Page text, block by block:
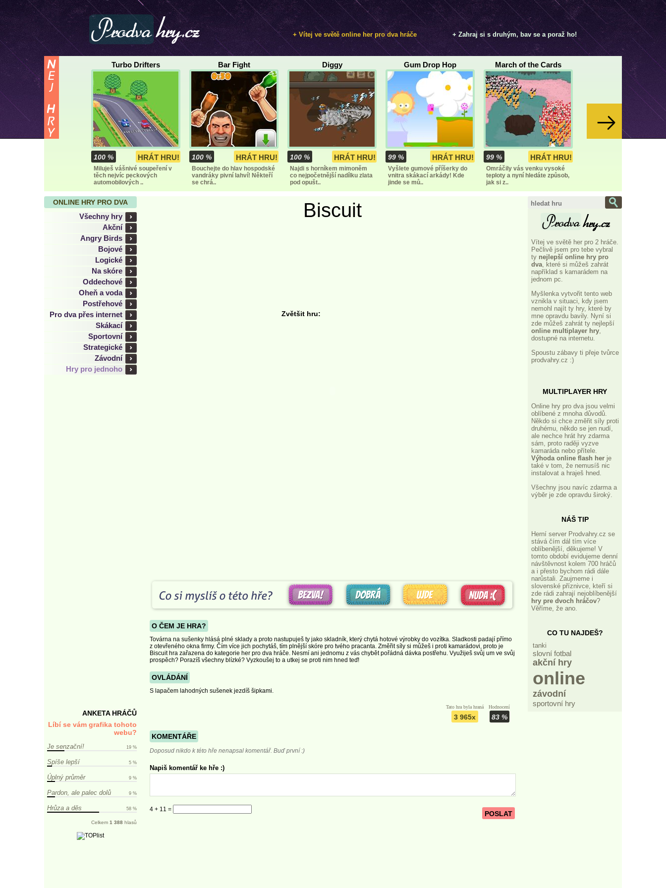
+ Zahraj si s druhým, bav se a poraž ho!
+ Vítej ve světě online her pro dva hráče
Turbo Drifters
100 % HRÁT HRU!
Miluješ vášnivé soupeření v
těch nejvíc peckových
automobilových ..
Bar Fight
100 % HRÁT HRU!
Bouchejte do hlav hospodské
vandráky pivní lahví! Někteří
se chrá..
Diggy
100 % HRÁT HRU!
Najdi s horníkem mimoněm
co nejpočetnější nadílku zlata
pod opušt..
Gum Drop Hop
99 % HRÁT HRU!
Vyšlete gumové příšerky do
vnitra skákací arkády! Kde
jinde se mů..
March of the Cards
99 % HRÁT HRU!
Omráčily vás venku vysoké
teploty a nyní hledáte způsob,
jak si z..
ONLINE HRY PRO DVA
Všechny hry
Akční
Angry Birds
Bojové
Logické
Na skóre
Oddechové
Oheň a voda
Postřehové
Pro dva přes internet
Skákací
Sportovní
Strategické
Závodní
Hry pro jednoho
ANKETA HRÁČŮ
Líbí se vám grafika tohoto
webu?
Je senzační! 19 %
Spíše lepší 5 %
Úplný průměr 9 %
Pardon, ale palec dolů 9 %
Hrůza a děs 58 %
Celkem 1 388 hlasů
Biscuit
Zvětšit hru:
O ČEM JE HRA?
Továrna na sušenky hlásá plné sklady a proto nastupuješ ty jako skladník, který chytá hotové výrobky do vozítka. Sladkosti padají přímo
z otevřeného okna firmy. Čím více jich pochytáš, tím plnější skóre pro tvého pracanta. Změřit síly si můžeš i proti kamarádovi, proto je
Biscuit hra zařazena do kategorie her pro dva hráče. Nesmí ani jednomu z vás chybět pořádná dávka postřehu. Využiješ svůj um ve svůj
prospěch? Porazíš všechny blízké? Vyzkoušej to a utkej se proti nim hned teď!
OVLÁDÁNÍ
S lapačem lahodných sušenek jezdíš šipkami.
Hodnocení
83 %
Tato hra byla hraná
3 965x
KOMENTÁŘE
Doposud nikdo k této hře nenapsal komentář. Buď první :)
Napiš komentář ke hře :)
4 + 11 =
POSLAT
Vítej ve světě her pro 2 hráče.
Pečlivě jsem pro tebe vybral
ty nejlepší online hry pro
dva, které si můžeš zahrát
například s kamarádem na
jednom pc.
Myšlenka vytvořit tento web
vznikla v situaci, kdy jsem
nemohl najít ty hry, které by
mne opravdu bavily. Nyní si
zde můžeš zahrát ty nejlepší
online multiplayer hry,
dostupné na internetu.
Spoustu zábavy ti přeje tvůrce
prodvahry.cz :)
MULTIPLAYER HRY
Online hry pro dva jsou velmi
oblíbené z mnoha důvodů.
Někdo si chce změřit síly proti
druhému, někdo se jen nudí,
ale nechce hrát hry zdarma
sám, proto raději vyzve
kamaráda nebo přítele.
Výhoda online flash her je
také v tom, že nemusíš nic
instalovat a hraješ hned.
Všechny jsou navíc zdarma a
výběr je zde opravdu široký.
NÁŠ TIP
Herní server Prodvahry.cz se
stává čím dál tím více
oblíbenější, děkujeme! V
tomto období evidujeme denní
návštěvnost kolem 700 hráčů
a i přesto bychom rádi dále
narůstali. Zaujmeme i
slovenské příznivce, kteří si
zde rádi zahrají nejoblíbenější
hry pre dvoch hráčov?
Věříme, že ano.
CO TU NAJDEŠ?
tanki
slovní fotbal
akční hry
online
závodní
sportovní hry